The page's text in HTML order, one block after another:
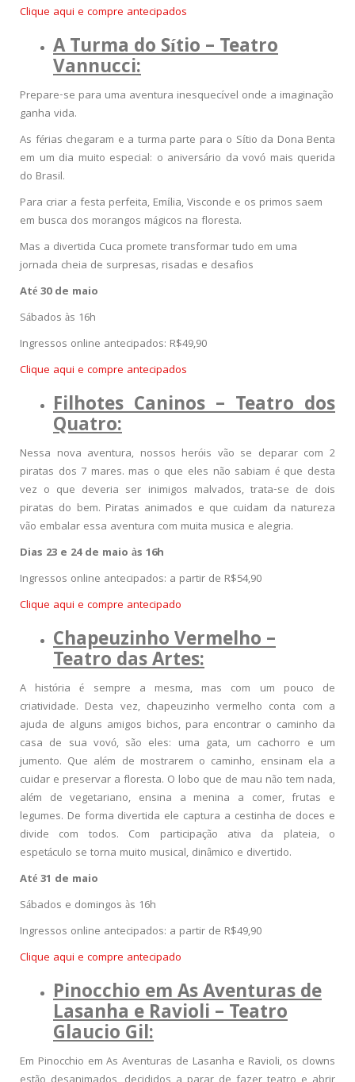
Clique aqui e compre antecipados
A Turma do Sítio – Teatro
Vannucci:
Prepare-se para uma aventura inesquecível onde a imaginação
ganha vida.
As férias chegaram e a turma parte para o Sítio da Dona Benta
em um dia muito especial: o aniversário da vovó mais querida
do Brasil.
Para criar a festa perfeita, Emília, Visconde e os primos saem
em busca dos morangos mágicos na floresta.
Mas a divertida Cuca promete transformar tudo em uma
jornada cheia de surpresas, risadas e desafios
Até 30 de maio
Sábados às 16h
Ingressos online antecipados: R$49,90
Clique aqui e compre antecipados
Filhotes Caninos – Teatro dos
Quatro:
Nessa nova aventura, nossos heróis vão se deparar com 2
piratas dos 7 mares. mas o que eles não sabiam é que desta
vez o que deveria ser inimigos malvados, trata-se de dois
piratas do bem. Piratas animados e que cuidam da natureza
vão embalar essa aventura com muita musica e alegria.
Dias 23 e 24 de maio às 16h
Ingressos online antecipados: a partir de R$54,90
Clique aqui e compre antecipado
Chapeuzinho Vermelho –
Teatro das Artes:
A história é sempre a mesma, mas com um pouco de
criatividade. Desta vez, chapeuzinho vermelho conta com a
ajuda de alguns amigos bichos, para encontrar o caminho da
casa de sua vovó, são eles: uma gata, um cachorro e um
jumento. Que além de mostrarem o caminho, ensinam ela a
cuidar e preservar a floresta. O lobo que de mau não tem nada,
além de vegetariano, ensina a menina a comer, frutas e
legumes. De forma divertida ele captura a cestinha de doces e
divide com todos. Com participação ativa da plateia, o
espetáculo se torna muito musical, dinâmico e divertido.
Até 31 de maio
Sábados e domingos às 16h
Ingressos online antecipados: a partir de R$49,90
Clique aqui e compre antecipado
Pinocchio em As Aventuras de
Lasanha e Ravioli– Teatro
Glaucio Gil:
Em Pinocchio em As Aventuras de Lasanha e Ravioli, os clowns